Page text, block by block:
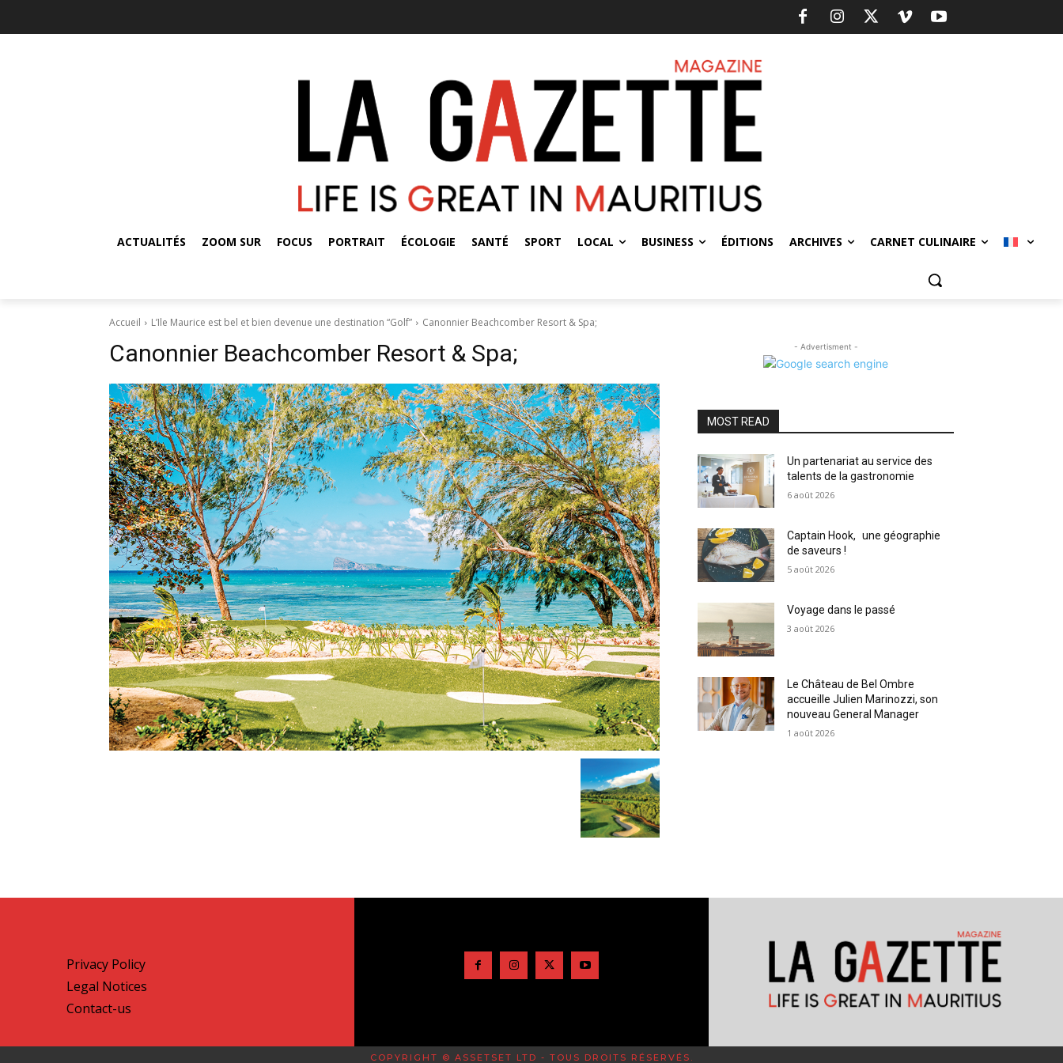
ACTUALITÉS ZOOM SUR FOCUS PORTRAIT ÉCOLOGIE SANTÉ SPORT LOCAL BUSINESS ÉDITIONS ARCHIVES CARNET CULINAIRE
Accueil L’Ile Maurice est bel et bien devenue une destination “Golf” Canonnier Beachcomber Resort & Spa;
Canonnier Beachcomber Resort & Spa; - Advertisment -
MOST READ
Un partenariat au service des
talents de la gastronomie
6 août 2026
Captain Hook, une géographie
de saveurs !
5 août 2026
Voyage dans le passé
3 août 2026
Le Château de Bel Ombre
accueille Julien Marinozzi, son
nouveau General Manager
1 août 2026
Privacy Policy
Legal Notices
Contact-us
COPYRIGHT © ASSETSET LTD - TOUS DROITS RÉSERVÉS.